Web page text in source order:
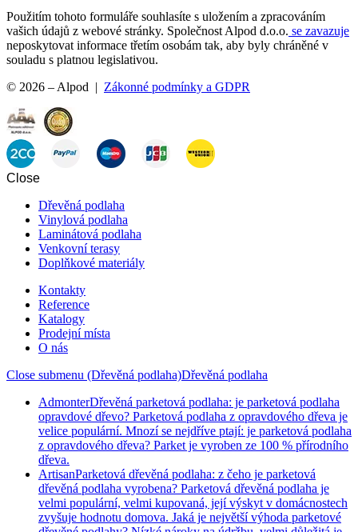
Použitím tohoto formuláře souhlasíte s uložením a zpracováním
vašich údajů z webové stránky. Společnost Alpod d.o.o. se zavazuje
neposkytovat informace třetím osobám tak, aby byly chráněné v
souladu s platnou legislativou.
© 2026 – Alpod | Zákonné podmínky a GDPR
Close
Dřevěná podlaha
Vinylová podlaha
Laminátová podlaha
Venkovní terasy
Doplňkové materiály
Kontakty
Reference
Katalogy
Prodejní místa
O nás
Close submenu (Dřevěná podlaha)Dřevěná podlaha
AdmonterDřevěná parketová podlaha: je parketová podlaha
opravdové dřevo? Parketová podlaha z opravdového dřeva je
velice populární. Mnozí se nejdříve ptají: je parketová podlaha
z opravdového dřeva? Parket je vyroben ze 100 % přírodního
dřeva.
ArtisanParketová dřevěná podlaha: z čeho je parketová
dřevěná podlaha vyrobena? Parketová dřevěná podlaha je
velmi populární, velmi kupovaná, její výskyt v domácnostech
zvyšuje hodnotu domova. Jaká je největší výhoda parketové